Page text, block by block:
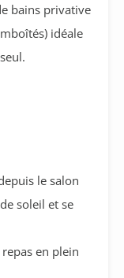
bains privative
idéale
le salon
soleil et se
en plein